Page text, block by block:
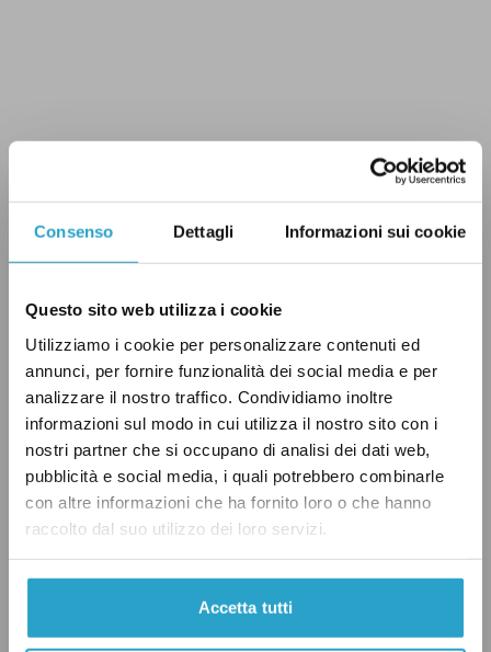
Consenso Dettagli Informazioni sui cookie
Questo sito web utilizza i cookie
Utilizziamo i cookie per personalizzare contenuti ed
annunci, per fornire funzionalità dei social media e per
analizzare il nostro traffico. Condividiamo inoltre
informazioni sul modo in cui utilizza il nostro sito con i
nostri partner che si occupano di analisi dei dati web,
pubblicità e social media, i quali potrebbero combinarle
con altre informazioni che ha fornito loro o che hanno
raccolto dal suo utilizzo dei loro servizi.
Accetta tutti
Come sono cambiati i sondaggi a luglio
delle piccole variazioni tra i partiti con
l’eccezione di Forza Italia.
Nella coalizione di governo Fratelli d’Italia ha
guadagnato 0,2 punti percentuali rispetto a
maggio, passando dal 28,9 al 29,1 per cento,
così come la Lega che è passata dal 8,8 al 9 per
cento. Forza Italia ha invece perso 1,2 punti
percentuali, scendendo dall’8,7 al 7,5 per cento.
A giugno, in seguito allamorte di Silvio
Berlusconi, Forza Italia aveva guadagnato oltre